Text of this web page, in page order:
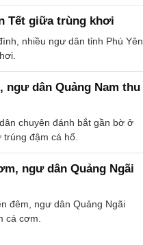
Tết giữa trùng khơi
nhiều ngư dân tỉnh Phú Yên,
dân Quảng Nam thu
chuyên đánh bắt gần bờ ở
đậm cá hố.
ngư dân Quảng Ngãi
đêm, ngư dân Quảng Ngãi
cá cơm.